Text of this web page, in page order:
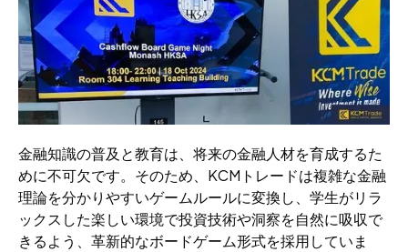
金融知識の普及と教育は、将来の金融人材を育成するた
めに不可欠です。そのため、KCMトレードは複雑な金融
理論を分かりやすいゲームルールに変換し、学生がリラ
ックスした楽しい環境で投資技術や洞察を自然に吸収で
きるよう、革新的なボードゲーム形式を採用していま